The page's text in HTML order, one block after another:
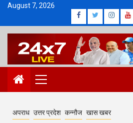
Skip
content
August 7, 2026
Facebook
Primary
Menu
अपराध उत्तर प्रदेश कन्नौज खास खबर